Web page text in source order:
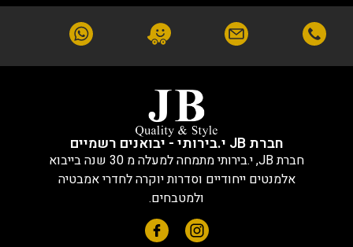
חברת JB י.בירותי - יבואנים רשמיים
חברת JB, י.בירותי מתמחה למעלה מ 30 שנה בייבוא
אלמנטים ייחודיים וסדרות יוקרה לחדרי אמבטיה
ולמטבחים.